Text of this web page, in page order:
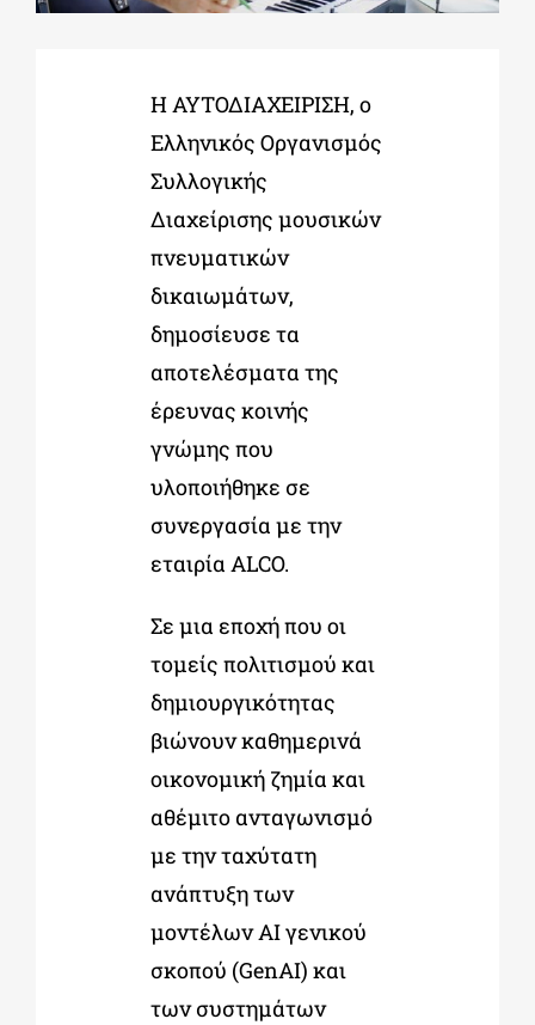
ΕΚΠΑΙΔΕΥΤΙΚΑ ΙΔΡΥΜΑΤΑ
ΠΟΛΙΤΙΣΤΙΚΟΙ ΦΟΡΕΙΣ
Η ΑΥΤΟΔΙΑΧΕΙΡΙΣΗ, ο
Eλληνικός Οργανισμός
Συλλογικής
Διαχείρισης μουσικών
πνευματικών
δικαιωμάτων,
δημοσίευσε τα
αποτελέσματα της
έρευνας κοινής
γνώμης που
υλοποιήθηκε σε
συνεργασία με την
εταιρία ALCO.
Σε μια εποχή που οι
τομείς πολιτισμού και
δημιουργικότητας
βιώνουν καθημερινά
οικονομική ζημία και
αθέμιτο ανταγωνισμό
με την ταχύτατη
ανάπτυξη των
μοντέλων AI γενικού
σκοπού (GenAI) και
των συστημάτων